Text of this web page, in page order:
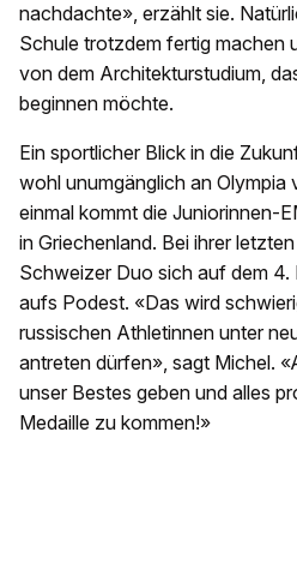
nachdachte», erzählt sie.
Schule trotzdem fertig machen
von dem Architekturstudium,
beginnen möchte.
Ein sportlicher Blick in die
wohl unumgänglich an Olympia
einmal kommt die Juniorinnen-
in Griechenland. Bei ihrer
Schweizer Duo sich auf dem 4.
aufs Podest. «Das wird
russischen Athletinnen unter
antreten dürfen», sagt Michel.
unser Bestes geben und alles
Medaille zu kommen!»